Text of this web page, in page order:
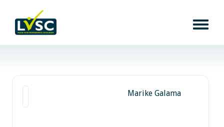
Marike Galama